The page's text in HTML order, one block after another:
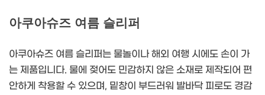
아쿠아슈즈 여름 슬리퍼
아쿠아슈즈 여름 슬리퍼는 물놀이나 해외 여행 시에도 손이 가
는 제품입니다. 물에 젖어도 민감하지 않은 소재로 제작되어 편
안하게 착용할 수 있으며, 밑창이 부드러워 발바닥 피로도 경감